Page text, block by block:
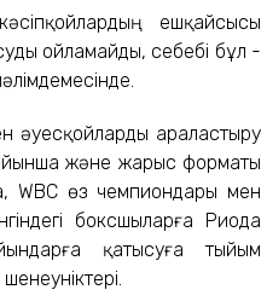
ешқайсысы
ойламайды, себебі бұл -
әуесқойларды араластыру
және жарыс форматы
WBC өз чемпиондары мен
боксшыларға Риода
қатысуға тыйым